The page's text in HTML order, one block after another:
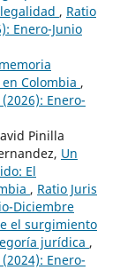
, Ratio
Enero-Junio
Colombia ,
Enero-
Pinilla
Un
El
, Ratio Juris
Diciembre
el surgimiento
jurídica ,
Enero-